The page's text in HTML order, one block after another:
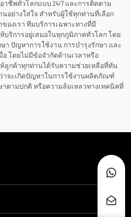
าชีพทั่วโลกแบบ 24/7 และการติดตาม
อย่างใส่ใจ สำหรับผู้ใช้ทุกท่านที่เลือก
องเรา ทีมบริการเฉพาะทางที่มี
บริการอยู่เสมอในทุกภูมิภาคทั่วโลก โดย
า ปัญหาการใช้งาน การบำรุงรักษา และ
อ โดยไม่มีข้อจำกัดด้านเวลาหรือ
ลูกค้าทุกท่านได้รับความช่วยเหลือที่ทัน
าจะเกิดปัญหาในการใช้งานผลิตภัณฑ์
าตามปกติ หรือความล้มเหลวทางเทคนิคที่